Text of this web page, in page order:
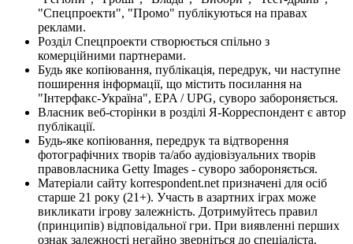
"Спецпроекти", "Промо" публікуються на правах
реклами.
Розділ Спецпроекти створюється спільно з
комерційними партнерами.
Будь яке копіювання, публікація, передрук, чи наступне
поширення інформації, що містить посилання на
"Інтерфакс-Україна", EPA / UPG, суворо забороняється.
Власник веб-сторінки в розділі Я-Корреспондент є автор
публікації.
Будь-яке копіювання, передрук та відтворення
фотографічних творів та/або аудіовізуальних творів
правовласника Getty Images - суворо забороняється.
Матеріали сайту korrespondent.net призначені для осіб
старше 21 року (21+). Участь в азартних іграх може
викликати ігрову залежність. Дотримуйтесь правил
(принципів) відповідальної гри. При виявленні перших
ознак залежності негайно зверніться до спеціаліста.